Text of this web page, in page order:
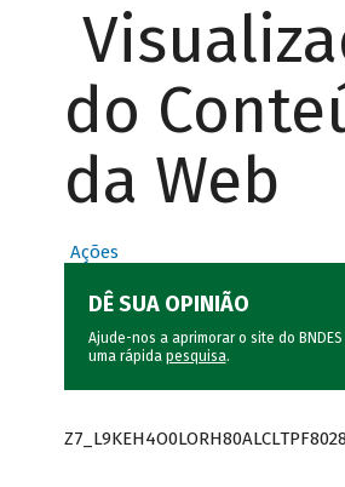
do
da Web
Ações
DÊ SUA OPINIÃO
Ajude-nos a aprimorar o site do
uma rápida pesquisa.